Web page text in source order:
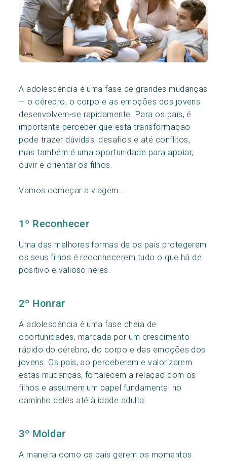
A adolescência é uma fase de grandes mudanças
— o cérebro, o corpo e as emoções dos jovens
desenvolvem-se rapidamente. Para os pais, é
importante perceber que esta transformação
pode trazer dúvidas, desafios e até conflitos,
mas também é uma oportunidade para apoiar,
ouvir e orientar os filhos.
Vamos começar a viagem…
1º Reconhecer
Uma das melhores formas de os pais protegerem
os seus filhos é reconhecerem tudo o que há de
positivo e valioso neles.
2º Honrar
A adolescência é uma fase cheia de
oportunidades, marcada por um crescimento
rápido do cérebro, do corpo e das emoções dos
jovens. Os pais, ao perceberem e valorizarem
estas mudanças, fortalecem a relação com os
filhos e assumem um papel fundamental no
caminho deles até à idade adulta.
3º Moldar
A maneira como os pais gerem os momentos